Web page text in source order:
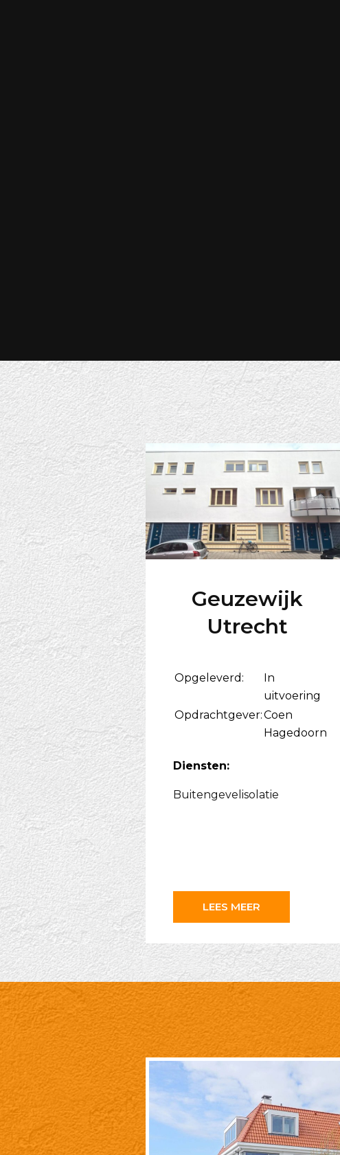
Geuzewijk
Utrecht
Opgeleverd:
In
uitvoering
Opdrachtgever:Coen
Hagedoorn
Diensten:
Buitengevelisolatie
LEES MEER